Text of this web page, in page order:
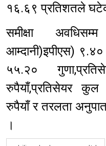
१६.६९ प्रतिशतले
समीक्षा
आम्दानी)इपीएस)
५५.२०
रुपैयाँ,प्रतिसेयर कुल
रुपैयाँ र तरलता
।